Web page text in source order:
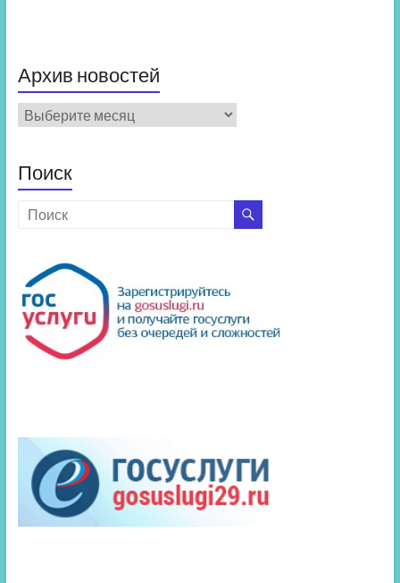
Архив новостей
Архив
новостей
Поиск